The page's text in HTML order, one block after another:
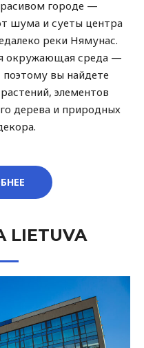
городе —
шума и суеты центра
реки Нямунас.
окружающая среда —
вы найдете
элементов
дерева и природных
LIETUVA